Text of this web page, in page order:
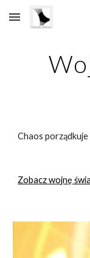
Skip to main content
Chaos porządkuje
Zobacz wojnę